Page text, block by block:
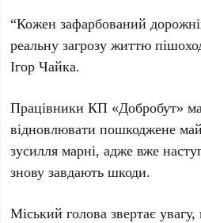
“Кожен зафарбований
реальну загрозу життю
Ігор Чайка.
Працівники КП «Добробут»
відновлювати пошкоджене
зусилля марні, адже вже
знову завдають шкоди.
Міський голова звертає